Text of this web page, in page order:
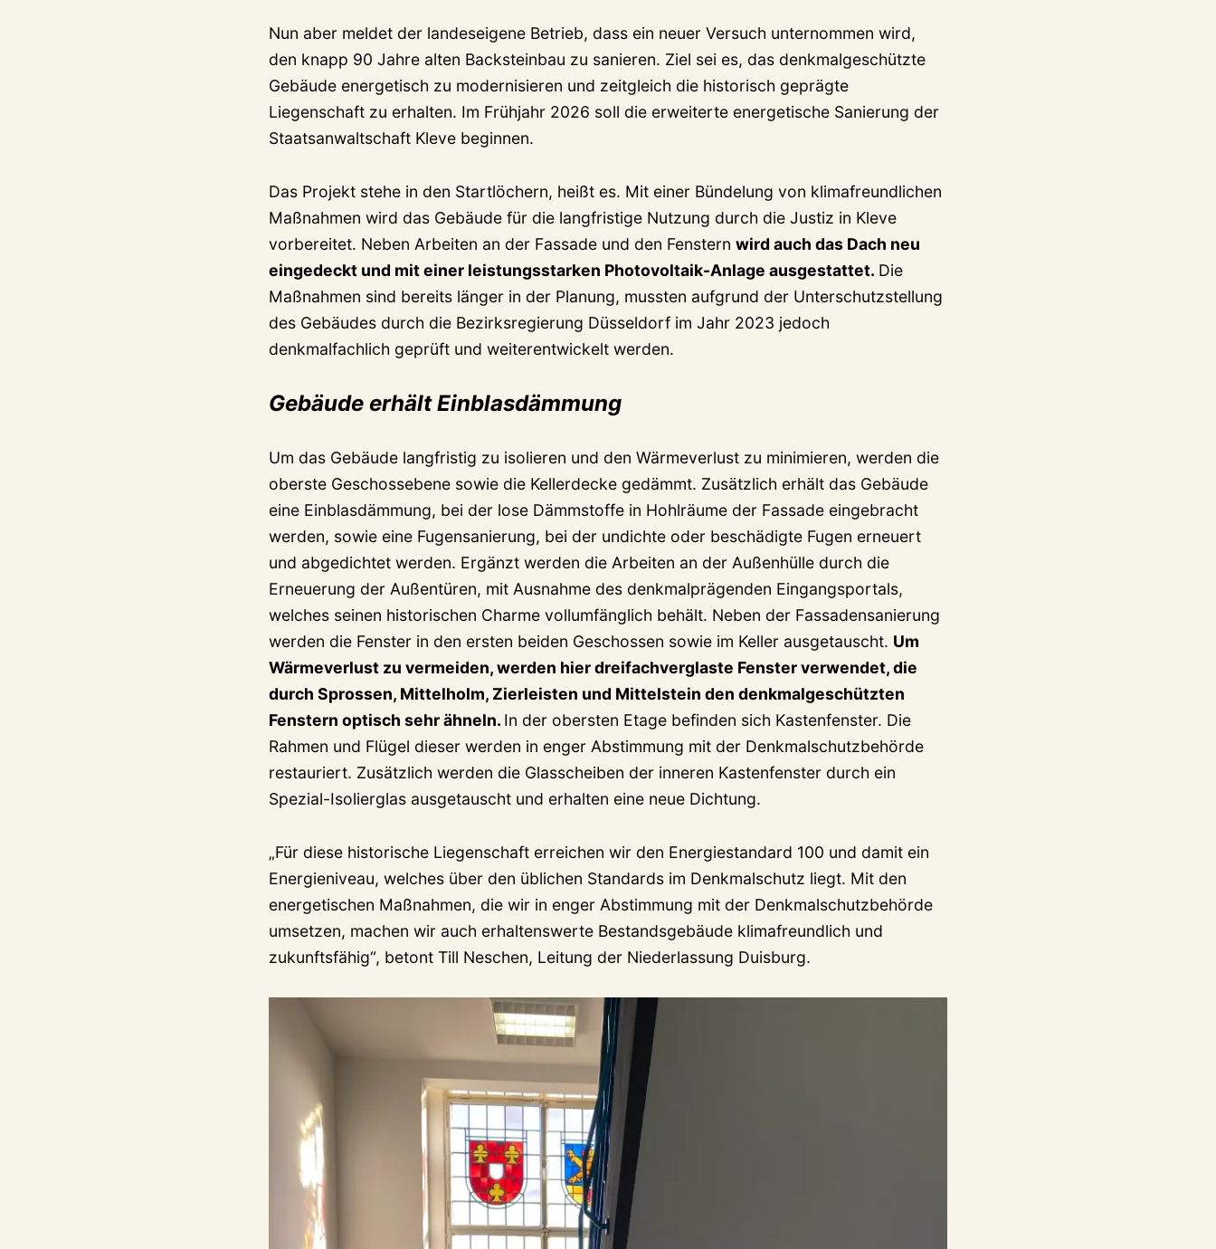
Nun aber meldet der landeseigene Betrieb, dass ein neuer Versuch unternommen wird,
den knapp 90 Jahre alten Backsteinbau zu sanieren. Ziel sei es, das denkmalgeschützte
Gebäude energetisch zu modernisieren und zeitgleich die historisch geprägte
Liegenschaft zu erhalten. Im Frühjahr 2026 soll die erweiterte energetische Sanierung der
Staatsanwaltschaft Kleve beginnen.
Das Projekt stehe in den Startlöchern, heißt es. Mit einer Bündelung von klimafreundlichen
Maßnahmen wird das Gebäude für die langfristige Nutzung durch die Justiz in Kleve
vorbereitet. Neben Arbeiten an der Fassade und den Fenstern wird auch das Dach neu
eingedeckt und mit einer leistungsstarken Photovoltaik-Anlage ausgestattet. Die
Maßnahmen sind bereits länger in der Planung, mussten aufgrund der Unterschutzstellung
des Gebäudes durch die Bezirksregierung Düsseldorf im Jahr 2023 jedoch
denkmalfachlich geprüft und weiterentwickelt werden.
Gebäude erhält Einblasdämmung
Um das Gebäude langfristig zu isolieren und den Wärmeverlust zu minimieren, werden die
oberste Geschossebene sowie die Kellerdecke gedämmt. Zusätzlich erhält das Gebäude
eine Einblasdämmung, bei der lose Dämmstoffe in Hohlräume der Fassade eingebracht
werden, sowie eine Fugensanierung, bei der undichte oder beschädigte Fugen erneuert
und abgedichtet werden. Ergänzt werden die Arbeiten an der Außenhülle durch die
Erneuerung der Außentüren, mit Ausnahme des denkmalprägenden Eingangsportals,
welches seinen historischen Charme vollumfänglich behält. Neben der Fassadensanierung
werden die Fenster in den ersten beiden Geschossen sowie im Keller ausgetauscht. Um
Wärmeverlust zu vermeiden, werden hier dreifachverglaste Fenster verwendet, die
durch Sprossen, Mittelholm, Zierleisten und Mittelstein den denkmalgeschützten
Fenstern optisch sehr ähneln. In der obersten Etage befinden sich Kastenfenster. Die
Rahmen und Flügel dieser werden in enger Abstimmung mit der Denkmalschutzbehörde
restauriert. Zusätzlich werden die Glasscheiben der inneren Kastenfenster durch ein
Spezial-Isolierglas ausgetauscht und erhalten eine neue Dichtung.
„Für diese historische Liegenschaft erreichen wir den Energiestandard 100 und damit ein
Energieniveau, welches über den üblichen Standards im Denkmalschutz liegt. Mit den
energetischen Maßnahmen, die wir in enger Abstimmung mit der Denkmalschutzbehörde
umsetzen, machen wir auch erhaltenswerte Bestandsgebäude klimafreundlich und
zukunftsfähig“, betont Till Neschen, Leitung der Niederlassung Duisburg.